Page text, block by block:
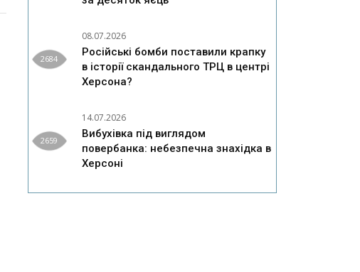
2684
08.07.2026
Російські бомби поставили крапку
в історії скандального ТРЦ в центрі
Херсона?
2659
14.07.2026
Вибухівка під виглядом
повербанка: небезпечна знахідка в
Херсоні